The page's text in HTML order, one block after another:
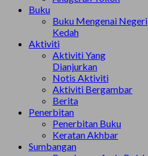
Buku
Buku Mengenai Negeri
Kedah
Aktiviti
Aktiviti Yang
Dianjurkan
Notis Aktiviti
Aktiviti Bergambar
Berita
Penerbitan
Penerbitan Buku
Keratan Akhbar
Sumbangan